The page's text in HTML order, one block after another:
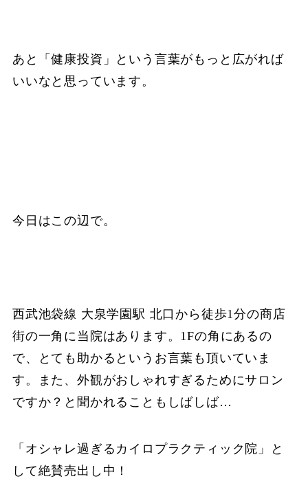
あと「健康投資」という言葉がもっと広がれば
いいなと思っています。
今日はこの辺で。
西武池袋線 大泉学園駅 北口から徒歩1分の商店
街の一角に当院はあります。1Fの角にあるの
で、とても助かるというお言葉も頂いていま
す。また、外観がおしゃれすぎるためにサロン
ですか？と聞かれることもしばしば…
「オシャレ過ぎるカイロプラクティック院」と
して絶賛売出し中！